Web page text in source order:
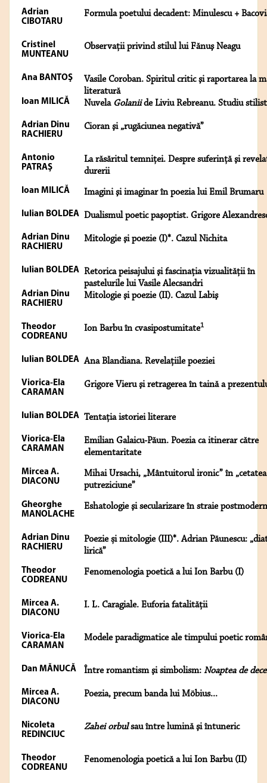
Adrian
CIBOTARU
Formula poetului decadent: Minulescu +
Cristinel
MUNTEANU
Observaţii privind stilul lui Fănuş Neagu
Ana BANTOŞ
Vasile Coroban. Spiritul critic şi raportarea la
literatură
Ioan MILICĂ Nuvela Golaniide Liviu Rebreanu. Studiu
Adrian Dinu
RACHIERU
Cioran şi „rugăciunea negativă”
Antonio
PATRAŞ
La răsăritul temniţei. Despre suferinţă şi
durerii
Ioan MILICĂ Imagini şi imaginar în poezia lui Emil Brumaru
Iulian BOLDEA Dualismul poetic paşoptist. Grigore
Adrian Dinu
RACHIERU
Mitologie şi poezie (I)*. Cazul Nichita
Iulian BOLDEA Retorica peisajului şi fascinaţia vizualităţii în
pastelurile lui Vasile Alecsandri
Adrian Dinu
RACHIERU
Mitologie şi poezie (II). Cazul Labiş
Theodor
CODREANU
Ion Barbu în cvasipostumitate1
Iulian BOLDEA Ana Blandiana. Revelaţiile poeziei
Viorica-Ela
CARAMAN
Grigore Vieru şi retragerea în taină a
Iulian BOLDEA Tentaţia istoriei literare
Viorica-Ela
CARAMAN
Emilian Galaicu-Păun. Poezia ca itinerar către
elementaritate
Mircea A.
DIACONU
Mihai Ursachi, „Mântuitorul ironic” în „cetatea
putreziciune”
Gheorghe
MANOLACHE
Eshatologie şi secularizare în straie
Adrian Dinu
RACHIERU
Poezie și mitologie (III)*. Adrian Păunescu:
lirică”
Theodor
CODREANU
Fenomenologia poetică a lui Ion Barbu (I)
Mircea A.
DIACONU
I. L. Caragiale. Euforia fatalităţii
Viorica-Ela
CARAMAN
Modele paradigmatice ale timpului poetic
Dan MĂNUCĂ Între romantism şi simbolism: Noaptea de
Mircea A.
DIACONU
Poezia, precum banda lui Möbius...
Nicoleta
REDINCIUC
Zahei orbulsau între lumină şi întuneric
Theodor
CODREANU
Fenomenologia poetică a lui Ion Barbu (II)